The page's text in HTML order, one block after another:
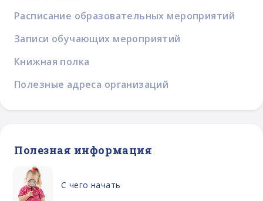
Расписание образовательных мероприятий
Записи обучающих мероприятий
Книжная полка
Полезные адреса организаций
Полезная информация
С чего начать